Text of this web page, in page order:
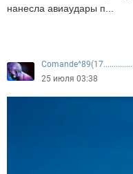
нанесла авиаудары п...
25 июля 03:38